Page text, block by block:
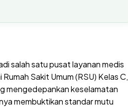
salah satu pusat layanan medis
Sakit Umum (RSU) Kelas C,
mengedepankan keselamatan
membuktikan standar mutu